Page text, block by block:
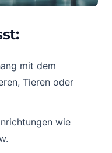
mit dem
Tieren oder
wie